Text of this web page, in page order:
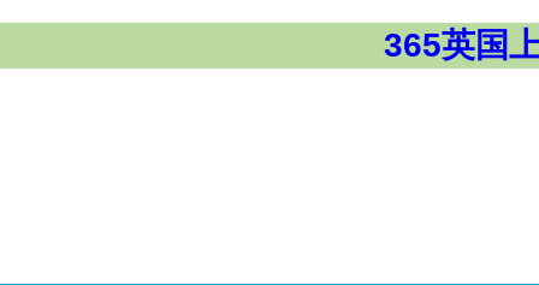
365英国